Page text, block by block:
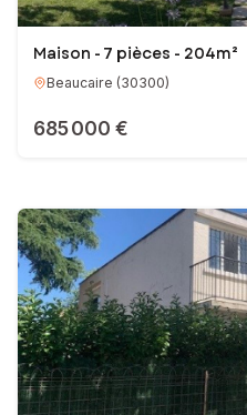
Maison - 7 pièces - 204m²
Beaucaire (30300)
685 000 €